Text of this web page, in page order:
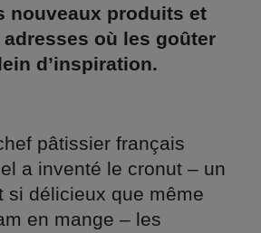
nouveaux produits et
où les goûter
d’inspiration.
pâtissier français
a inventé le cronut – un
si délicieux que même
en mange – les